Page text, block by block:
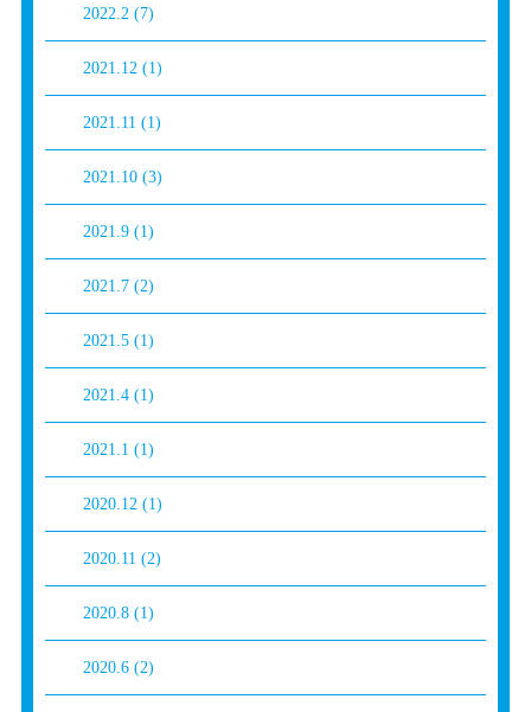
2022.2 (7)
2021.12 (1)
2021.11 (1)
2021.10 (3)
2021.9 (1)
2021.7 (2)
2021.5 (1)
2021.4 (1)
2021.1 (1)
2020.12 (1)
2020.11 (2)
2020.8 (1)
2020.6 (2)